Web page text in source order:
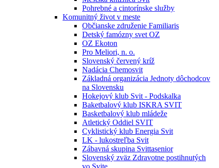
Pohrebné a cintorínske služby
Komunitný život v meste
Občianske združenie Familiaris
Detský famózny svet OZ
OZ Ekoton
Pro Meliori, n. o.
Slovenský červený kríž
Nadácia Chemosvit
Základná organizácia Jednoty dôchodcov
na Slovensku
Hokejový klub Svit - Podskalka
Baketbalový klub ISKRA SVIT
Basketbalový klub mládeže
Atletický Oddiel SVIT
Cyklistický klub Energia Svit
LK - lukostreľba Svit
Zábavná skupina Svittasenior
Slovenský zväz Zdravotne postihnutých
vo Svite